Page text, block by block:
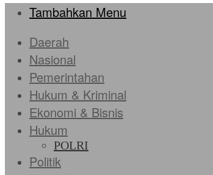
Tambahkan Menu
Daerah
Nasional
Pemerintahan
Hukum & Kriminal
Ekonomi & Bisnis
Hukum
POLRI
Politik